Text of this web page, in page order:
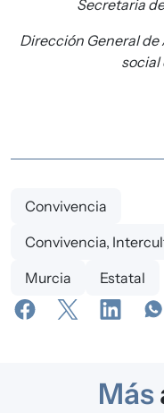
Secretaria
Dirección General
social
Convivencia
Convivencia,
Murcia
Estatal
Más